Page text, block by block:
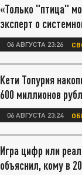
«Только "птица"
эксперт о
06 АВГУСТА 23:26
Кети Топурия
600 миллионов
06 АВГУСТА 23:24
Игра цифр или
объяснил, кому в